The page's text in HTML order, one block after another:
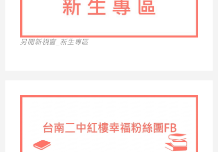
另開新視窗_新生專區